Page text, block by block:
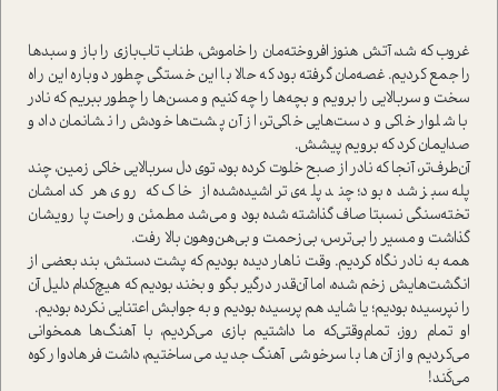
غروب که شد، آتش هنوز افروخته‌مان را خاموش، طناب تاب‌بازی را باز و سبدها
را جمع کردیم. غصه‌مان گرفته بود که حالا با این خستگی چطور دوباره این راه
سخت و سربالایی را برویم و بچه‌ها را چه کنیم و مسن‌ها را چطور ببریم که نادر
با شلوار خاکی و دست‌هایی خاکی‌تر، از آن پشت‌ها خودش را نشانمان داد و
صدایمان کرد که برویم پیشش.
آن‌طرف‌تر، آنجا که نادر از صبح خلوت کرده بود، توی دل سربالایی خاکی زمین، چند
پله سبز شده بود؛ چند پله‌ی تراشیده‌شده از خاک که روی هر کدامشان
تخته‌سنگی نسبتا صاف گذاشته شده بود و می‌شد مطمئن و راحت پا رویشان
گذاشت و مسیر را بی‌‌ترس، بی‌زحمت و بی‌هن‌وهون بالا رفت.
همه به نادر نگاه کردیم. وقت ناهار دیده بودیم که پشت دستش، بند بعضی از
انگشت‌هایش زخم شده، اما آن‌قدر درگیر بگو و بخند بودیم که هیچ‌کدام دلیل آن
را نپرسیده بودیم؛ یا شاید هم پرسیده بودیم و به جوابش اعتنایی نکرده بودیم.
او تمام روز، تمام‌وقتی‌که ما داشتیم بازی می‌کردیم، با آهنگ‌ها همخوانی
می‌کردیم و از آن‌ها با سرخوشی آهنگ جدید می‌ساختیم، داشت فرهادوار کوه
می‌کَند!